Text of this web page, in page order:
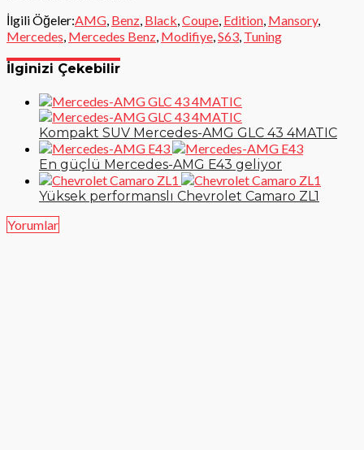
İlgili Öğeler:AMG Benz Black Coupe Edition Mansory,
Mercedes Mercedes Benz Modifiye S63 Tuning
İlginizi Çekebilir
Kompakt SUV Mercedes-AMG GLC 43 4MATIC
En güçlü Mercedes-AMG E43 geliyor
Yüksek performanslı Chevrolet Camaro ZL1
Yorumlar